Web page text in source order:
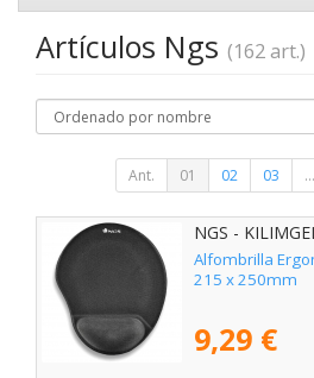
Artículos Ngs (162 art.)
Ant. 01 02 03 ...
NGS -
Alfombrilla
215 x 250mm
9,29 €